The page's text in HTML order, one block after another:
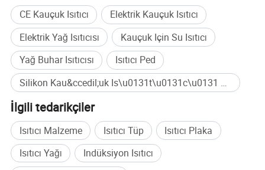
CE Kauçuk Isıtıcı
Elektrik Kauçuk Isıtıcı
Elektrik Yağ Isıtıcısı
Kauçuk Için Su Isıtıcı
Yağ Buhar Isıtıcısı
Isıtıcı Ped
Silikon Kau&ccedil;uk Is\u0131t\u0131c\u0131 Toplu satın alma
İlgili tedarikçiler
Isıtıcı Malzeme Isıtıcı Tüp
Isıtıcı Plaka
Isıtıcı Yağı
Indüksiyon Isıtıcı